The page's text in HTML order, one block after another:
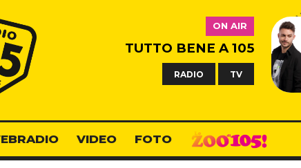
105
ON AIR
TUTTO BENE A 105
RADIO TV
VIDEO FOTO